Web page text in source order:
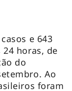
e 643
horas, de
do
Ao
foram